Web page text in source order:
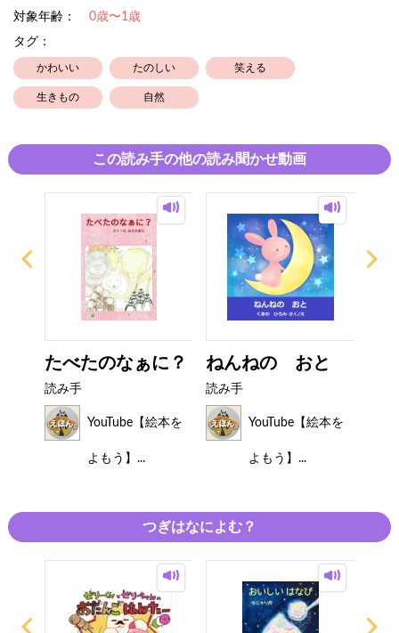
対象年齢：
0歳〜1歳
タグ：
かわいい たのしい 笑える
生きもの 自然
この読み手の他の読み聞かせ動画
たべたのなぁに？
読み手
YouTube【絵本を
よもう】...
ねんねの おと
読み手
YouTube【絵本を
よもう】...
つぎはなによむ？